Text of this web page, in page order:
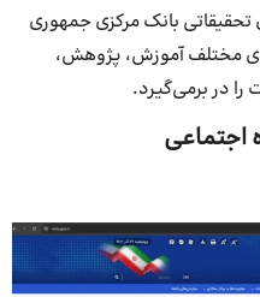
بانک مرکزی جمهوری
مختلف آموزش، پژوهش،
را در برمی‌گیرد.
اجتماعی